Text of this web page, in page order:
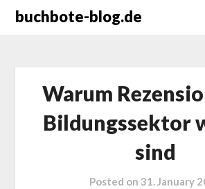
Skipbuchbote-blog.de
Warum
Bildungssektor
sind
Posted on 31. January